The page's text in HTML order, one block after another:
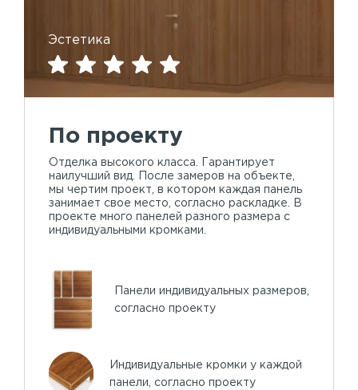
Эстетика
По проекту
Отделка высокого класса. Гарантирует
наилучший вид. После замеров на объекте,
мы чертим проект, в котором каждая панель
занимает свое место, согласно раскладке. В
проекте много панелей разного размера с
индивидуальными кромками.
Панели индивидуальных размеров,
согласно проекту
Индивидуальные кромки у каждой
панели, согласно проекту